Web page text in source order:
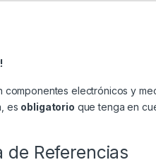
componentes electrónicos y
es obligatorio que tenga en
de Referencias